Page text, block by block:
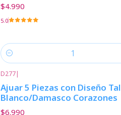
$4.990
5.0
Cantidad
D277|
Ajuar 5 Piezas con Diseño
Blanco/Damasco Corazones
$6.990